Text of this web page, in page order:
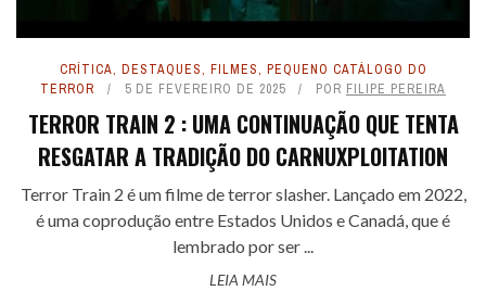
CRÍTICA, DESTAQUES, FILMES, PEQUENO CATÁLOGO DO
TERROR
5 DE FEVEREIRO DE 2025 POR FILIPE PEREIRA
TERROR TRAIN 2 : UMA CONTINUAÇÃO QUE TENTA
RESGATAR A TRADIÇÃO DO CARNUXPLOITATION
Terror Train 2 é um filme de terror slasher. Lançado em 2022,
é uma coprodução entre Estados Unidos e Canadá, que é
lembrado por ser ...
LEIA MAIS